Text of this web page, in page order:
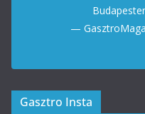
—
Gasztro Insta